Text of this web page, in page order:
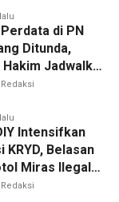
di PN
Ditunda,
Jadwalkan
Ulang BPR
Redaksi
Intensifkan
KRYD, Belasan
Miras Ilegal
Diamankan
Redaksi